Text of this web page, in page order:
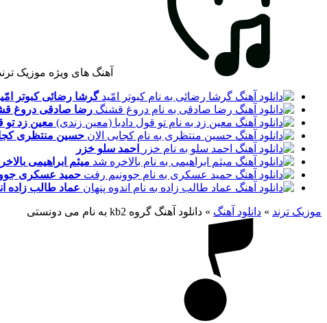
آهنگ های ویژه موزیک
گرشا رضائیکبوتر
رضا صادقی دروغ
معین زدتو
حسین منتظری
احمد سلو خزر
میثم ابراهیمی
حمید عسکری
عماد طالب زاده
موزیک ترند » دانلود آهنگ » دانلود آهنگ گروه kb2 به نام می دونستی